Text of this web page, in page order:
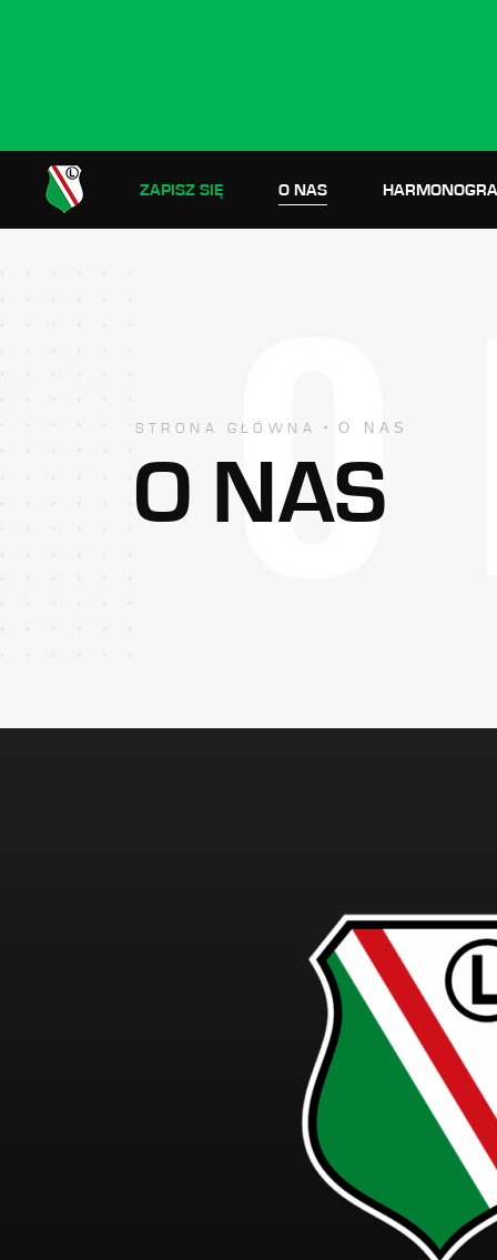
ZAPISZ SIĘ O NAS
STRONA GŁÓWNA O NAS
O NAS